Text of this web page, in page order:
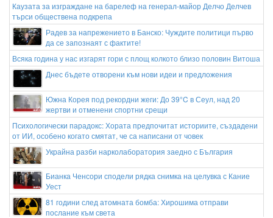
Каузата за изграждане на барелеф на генерал-майор Делчо Делчев
търси обществена подкрепа
Радев за напрежението в Банско: Чуждите политици първо
да се запознаят с фактите!
Всяка година у нас изгарят гори с площ колкото близо половин Витоша
Днес бъдете отворени към нови идеи и предложения
Южна Корея под рекордни жеги: До 39°C в Сеул, над 20
жертви и отменени спортни срещи
Психологически парадокс: Хората предпочитат историите, създадени
от ИИ, особено когато смятат, че са написани от човек
Украйна разби нарколаборатория заедно с България
Бианка Ченсори сподели рядка снимка на целувка с Кание
Уест
81 години след атомната бомба: Хирошима отправи
послание към света